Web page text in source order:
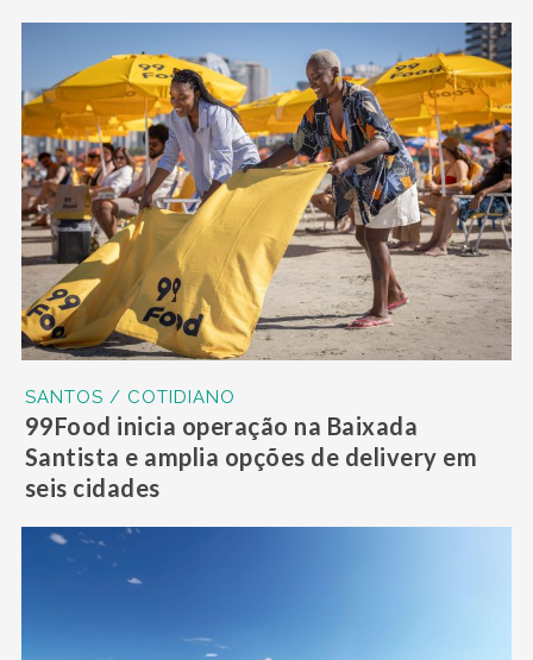
SANTOS / COTIDIANO
99Food inicia operação na Baixada
Santista e amplia opções de delivery em
seis cidades